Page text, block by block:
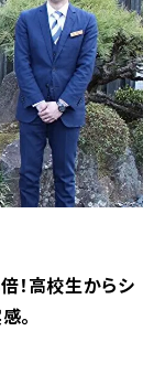
！高校生からシ
。